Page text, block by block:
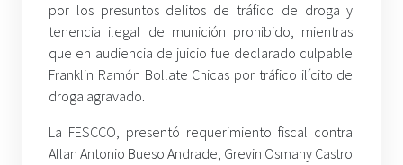
por los presuntos delitos de tráfico de droga y
tenencia ilegal de munición prohibido, mientras
que en audiencia de juicio fue declarado culpable
Franklin Ramón Bollate Chicas por tráfico ilícito de
droga agravado.
La FESCCO, presentó requerimiento fiscal contra
Allan Antonio Bueso Andrade, Grevin Osmany Castro